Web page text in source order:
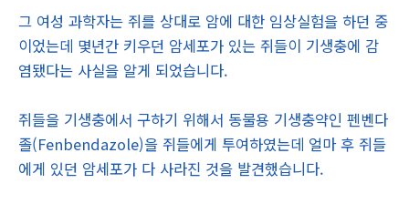
그 여성 과학자는 쥐를 상대로 암에 대한 임상실험을 하던 중
이었는데 몇년간 키우던 암세포가 있는 쥐들이 기생충에 감
염됐다는 사실을 알게 되었습니다.
쥐들을 기생충에서 구하기 위해서 동물용 기생충약인 펜벤다
졸(Fenbendazole)을 쥐들에게 투여하였는데 얼마 후 쥐들
에게 있던 암세포가 다 사라진 것을 발견했습니다.